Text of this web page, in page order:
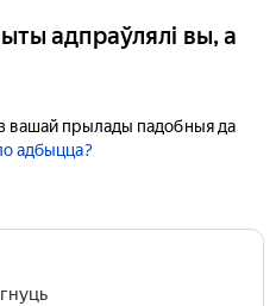
адпраўлялі вы, а
вашай прылады падобныя да
адбыцца?